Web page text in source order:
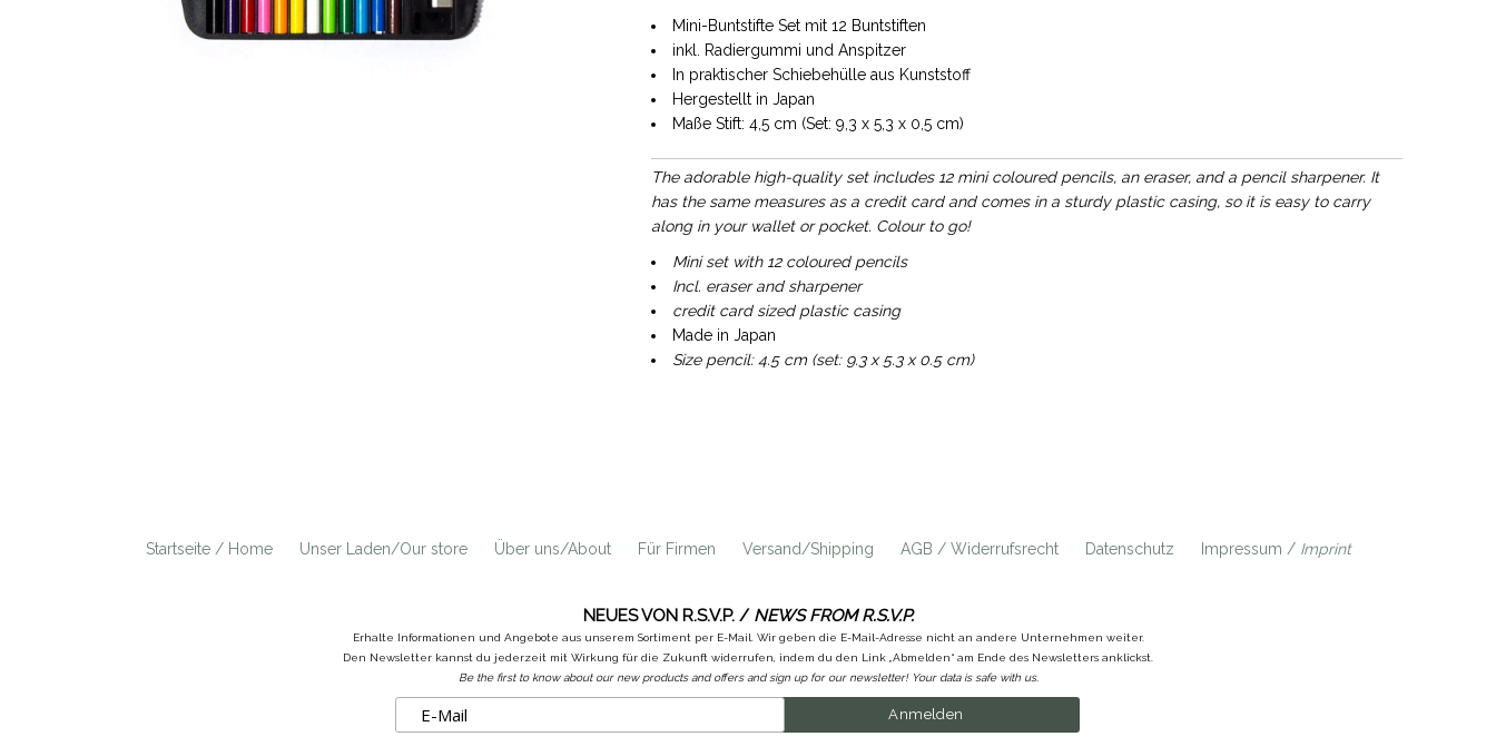
Mini-Buntstifte Set mit 12 Buntstiften
inkl. Radiergummi und Anspitzer
In praktischer Schiebehülle aus Kunststoff
Hergestellt in Japan
Maße Stift: 4,5 cm (Set: 9,3 x 5,3 x 0,5 cm)
The adorable high-quality set includes 12 mini coloured pencils, an eraser, and a pencil sharpener. It
has the same measures as a credit card and comes in a sturdy plastic casing, so it is easy to carry
along in your wallet or pocket. Colour to go!
Mini set with 12 coloured pencils
Incl. eraser and sharpener
credit card sized plastic casing
Made in Japan
Size pencil: 4.5 cm (set: 9.3 x 5.3 x 0.5 cm)
Startseite / Home Unser Laden/Our store Über uns/About Für Firmen Versand/Shipping AGB / Widerrufsrecht Datenschutz Impressum / Imprint
NEUES VON R.S.V.P. / NEWS FROM R.S.V.P.
Erhalte Informationen und Angebote aus unserem Sortiment per E-Mail. Wir geben die E-Mail-Adresse nicht an andere Unternehmen weiter.
Den Newsletter kannst du jederzeit mit Wirkung für die Zukunft widerrufen, indem du den Link „Abmelden“ am Ende des Newsletters anklickst.
Be the first to know about our new products and offers and sign up for our newsletter! Your data is safe with us.